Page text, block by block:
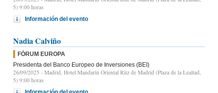
5) 9:00 horas
Información del evento
Nadia Calviño
FÓRUM EUROPA
Presidenta del Banco Europeo de Inversiones (BEI)
26/09/2025 - Madrid, Hotel Mandarin Oriental Ritz de Madrid (Plaza de la Lealtad,
5) 9:00 horas